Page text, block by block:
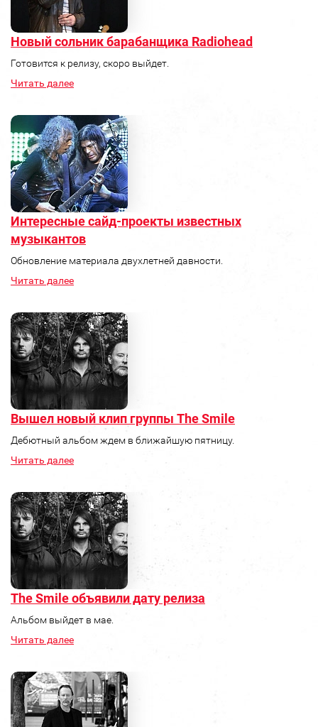
Новый сольник барабанщика Radiohead
Готовится к релизу, скоро выйдет.
Читать далее
Интересные сайд-проекты известных
музыкантов
Обновление материала двухлетней давности.
Читать далее
Вышел новый клип группы The Smile
Дебютный альбом ждем в ближайшую пятницу.
Читать далее
The Smile объявили дату релиза
Альбом выйдет в мае.
Читать далее